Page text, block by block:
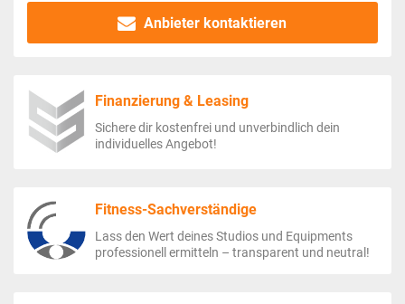
Anbieter kontaktieren
Finanzierung & Leasing
Sichere dir kostenfrei und unverbindlich dein
individuelles Angebot!
Fitness-Sachverständige
Lass den Wert deines Studios und Equipments
professionell ermitteln – transparent und neutral!